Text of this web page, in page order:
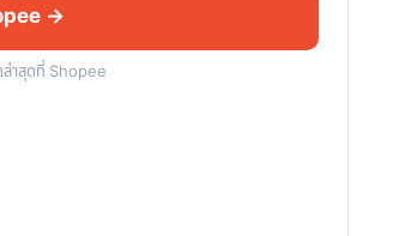
→
ล่าสุดที่ Shopee